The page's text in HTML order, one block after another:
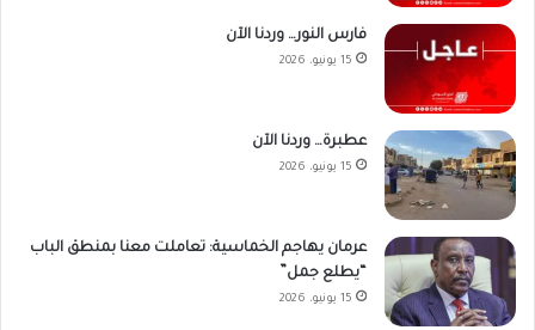
فارس النور… وردنا الآن
15 يونيو، 2026
عطبرة… وردنا الآن
15 يونيو، 2026
عرمان يهاجم الخماسية: تعاملت معنا بمنطق الباب
“يطلع جمل”
15 يونيو، 2026